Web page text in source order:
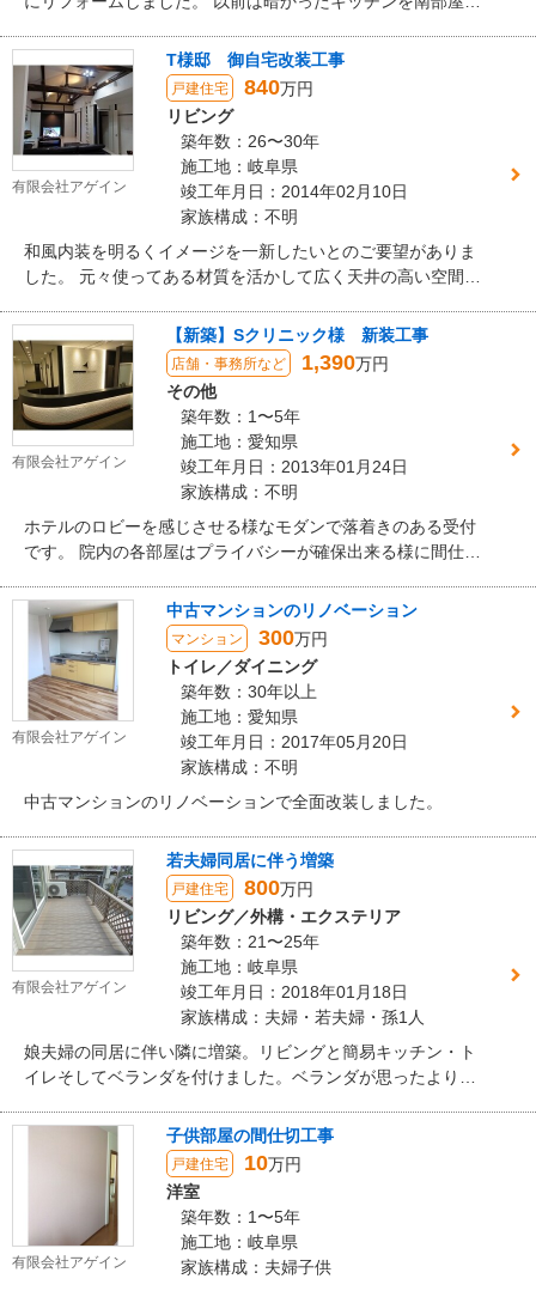
なりました。
有限会社アゲイン
T様邸 御自宅改装工事
戸建住宅 840万円
リビング
築年数：26〜30年
施工地：岐阜県
竣工年月日：2014年02月10日
家族構成：不明
和風内装を明るくイメージを一新したいとのご要望がありま
した。 元々使ってある材質を活かして広く天井の高い空間を
リフォーム出来ました。
有限会社アゲイン
【新築】Sクリニック様 新装工事
店舗・事務所など 1,390万円
その他
築年数：1〜5年
施工地：愛知県
竣工年月日：2013年01月24日
家族構成：不明
ホテルのロビーを感じさせる様なモダンで落着きのある受付
です。 院内の各部屋はプライバシーが確保出来る様に間仕切
有限会社アゲイン
中古マンションのリノベーション
マンション 300万円
トイレ／ダイニング
築年数：30年以上
施工地：愛知県
竣工年月日：2017年05月20日
家族構成：不明
中古マンションのリノベーションで全面改装しました。
有限会社アゲイン
若夫婦同居に伴う増築
戸建住宅 800万円
リビング／外構・エクステリア
築年数：21〜25年
施工地：岐阜県
竣工年月日：2018年01月18日
家族構成：夫婦・若夫婦・孫1人
娘夫婦の同居に伴い隣に増築。リビングと簡易キッチン・ト
イレそしてベランダを付けました。ベランダが思ったより広
有限会社アゲイン
子供部屋の間仕切工事
戸建住宅 10万円
洋室
築年数：1〜5年
施工地：岐阜県
家族構成：夫婦子供